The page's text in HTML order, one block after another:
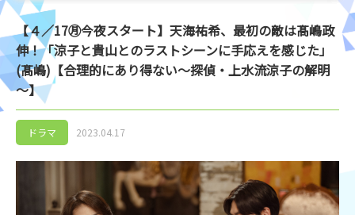
【４／17㊊今夜スタート】天海祐希、最初の敵は髙嶋政
伸！「涼子と貴山とのラストシーンに手応えを感じた」
(髙嶋)【合理的にあり得ない～探偵・上水流涼子の解明
～】
ドラマ 2023.04.17